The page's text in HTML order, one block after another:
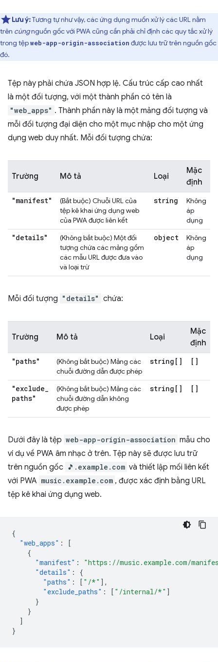
Lưu ý:Tương tự như vậy, các ứng dụng muốn xử lý các URL nằm
trên cùngnguồn gốc với PWA cũng cần phải chỉ định các quy tắc xử lý
trong tệpweb-app-origin-association được lưu trữ trên nguồn gốc
đó.
Tệp này phải chứa JSON hợp lệ. Cấu trúc cấp cao nhất
là một đối tượng, với một thành phần có tên là
"web_apps" . Thành phần này là một mảng đối tượng và
mỗi đối tượng đại diện cho một mục nhập cho một ứng
dụng web duy nhất. Mỗi đối tượng chứa:
Trường Mô tả Loại
Mặc
định
"manifest"
(Bắt buộc) Chuỗi URL của
tệp kê khai ứng dụng web
của PWA được liên kết
string
Không
áp
dụng
"details"
(Không bắt buộc) Một đối
tượng chứa các mảng gồm
các mẫu URL được đưa vào
và loại trừ
object
Không
áp
dụng
Mỗi đối tượng "details" chứa:
Trường Mô tả Loại
Mặc
định
"paths"
(Không bắt buộc) Mảng các
chuỗi đường dẫn được phép
string[] []
"exclude_
paths"
(Không bắt buộc) Mảng các
chuỗi đường dẫn không
được phép
string[] []
Dưới đây là tệp web-app-origin-association mẫu cho
ví dụ về PWA âm nhạc ở trên. Tệp này sẽ được lưu trữ
trên nguồn gốc 🎵.example.com và thiết lập mối liên kết
với PWA music.example.com , được xác định bằng URL
tệp kê khai ứng dụng web.
{
"web_apps" :
[
{
"manifest" :
"https://music.example.com/
"details" :
{
"paths" : [ "/*" ],
"exclude_paths" : [ "/internal/*" ]
}
}
]
}